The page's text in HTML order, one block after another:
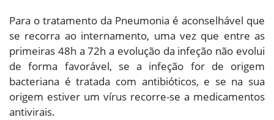
Para o tratamento da Pneumonia é aconselhável que
se recorra ao internamento, uma vez que entre as
primeiras 48h a 72h a evolução da infeção não evolui
de forma favorável, se a infeção for de origem
bacteriana é tratada com antibióticos, e se na sua
origem estiver um vírus recorre-se a medicamentos
antivirais.